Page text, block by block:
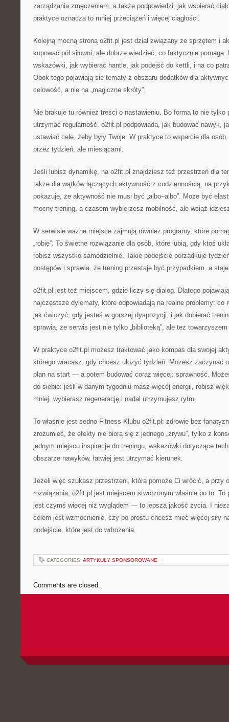
zarządzania zmęczeniem, a także podpowiedzi, jak wspierać
praktyce oznacza to mniej przeciążeń i więcej ciągłości.
Kolejną mocną stroną o2fit.pl jest dział związany ze sprzętem i
kupować pół siłowni, ale dobrze wiedzieć, co faktycznie
wskazówki, jak wybierać hantle, jak podejść do kettli, i na co
Obok tego pojawiają się tematy z obszaru dodatków dla
celowość, a nie na „magiczne skróty”.
Nie brakuje tu również treści o nastawieniu. Bo forma to nie tylko
utrzymać regularność. o2fit.pl podpowiada, jak budować nawyk,
ustawiać cele, żeby były Twoje. W praktyce to wsparcie dla
przez tydzień, ale miesiącami.
Jeśli lubisz dynamikę, na o2fit.pl znajdziesz też przestrzeń dla
także dla wątków łączących aktywność z codziennością, na
pokazuje, że aktywność nie musi być „albo–albo”. Może być
mocny trening, a czasem wybierzesz mobilność, ale wciąż
W serwisie ważne miejsce zajmują również programy, które
„robię”. To świetne rozwiązanie dla osób, które lubią, gdy ktoś
robisz wszystko samodzielnie. Takie podejście porządkuje
postępów i sprawia, że trening przestaje być przypadkiem, a
o2fit.pl jest też miejscem, gdzie liczy się dialog. Dlatego
najczęstsze dylematy, które odpowiadają na realne problemy: co
jak ćwiczyć, gdy jesteś w gorszej dyspozycji, i jak dobierać
sprawia, że serwis jest nie tylko „biblioteką”, ale też
W praktyce o2fit.pl możesz traktować jako kompas dla swojej
którego wracasz, gdy chcesz ułożyć tydzień. Możesz zaczynać
plan na start — a potem budować coraz więcej: sprawność.
do siebie: jeśli w danym tygodniu masz więcej energii, robisz
mniej, wybierasz regenerację i nadal utrzymujesz rytm.
To właśnie jest sedno Fitness Klubu o2fit.pl: zdrowie bez
zrozumieć, że efekty nie biorą się z jednego „zrywu”, tylko z
jednym miejscu inspiracje do treningu, wskazówki dotyczące
obszarze nawyków, łatwiej jest utrzymać kierunek.
Jeżeli więc szukasz przestrzeni, która pomoże Ci wrócić, a przy
rozwiązania, o2fit.pl jest miejscem stworzonym właśnie po to.
jest czymś więcej niż wyglądem — to lepsza jakość życia. I
celem jest wzmocnienie, czy po prostu chcesz mieć więcej siły
podejście, które jest do wdrożenia.
CATEGORIES: ARTYKUŁY SPONSOROWANE
Comments are closed.